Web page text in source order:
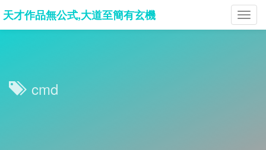
天才作品無公式,大道至簡有玄機
cmd